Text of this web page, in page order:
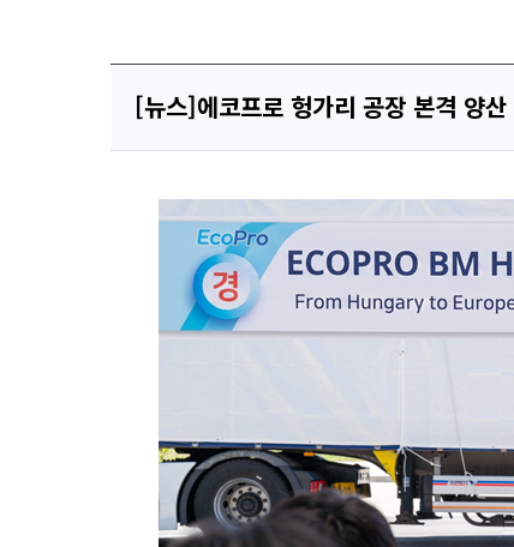
[뉴스]에코프로 헝가리 공장 본격 양